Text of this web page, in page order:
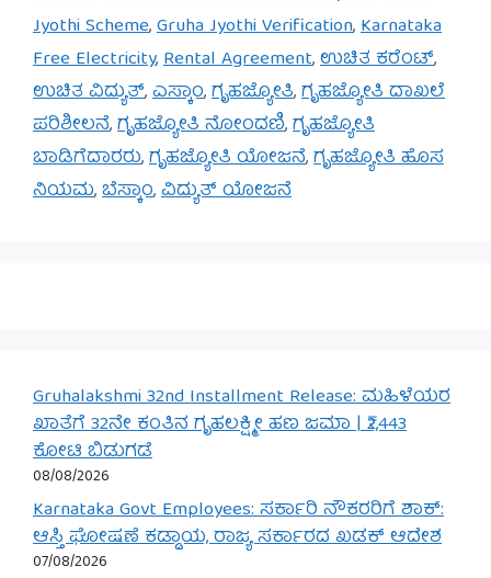
Jyothi Scheme,Gruha Jyothi Verification,Karnataka
Free Electricity,Rental Agreement,ಉಚಿತ ಕರೆಂಟ್,
ಉಚಿತ ವಿದ್ಯುತ್,ಎಸ್ಕಾಂ,ಗೃಹಜ್ಯೋತಿ,ಗೃಹಜ್ಯೋತಿ ದಾಖಲೆ
ಪರಿಶೀಲನೆ,ಗೃಹಜ್ಯೋತಿ ನೋಂದಣಿ,ಗೃಹಜ್ಯೋತಿ
ಬಾಡಿಗೆದಾರರು,ಗೃಹಜ್ಯೋತಿ ಯೋಜನೆ,ಗೃಹಜ್ಯೋತಿ ಹೊಸ
ನಿಯಮ,ಬೆಸ್ಕಾಂ,ವಿದ್ಯುತ್ ಯೋಜನೆ
Gruhalakshmi 32nd Installment Release: ಮಹಿಳೆಯರ
ಖಾತೆಗೆ 32ನೇ ಕಂತಿನ ಗೃಹಲಕ್ಷ್ಮೀ ಹಣ ಜಮಾ | ₹2,443
ಕೋಟಿ ಬಿಡುಗಡೆ
08/08/2026
Karnataka Govt Employees: ಸರ್ಕಾರಿ ನೌಕರರಿಗೆ ಶಾಕ್:
ಆಸ್ತಿ ಘೋಷಣೆ ಕಡ್ಡಾಯ, ರಾಜ್ಯ ಸರ್ಕಾರದ ಖಡಕ್ ಆದೇಶ
07/08/2026